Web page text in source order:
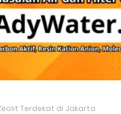
Terdekat di Jakarta